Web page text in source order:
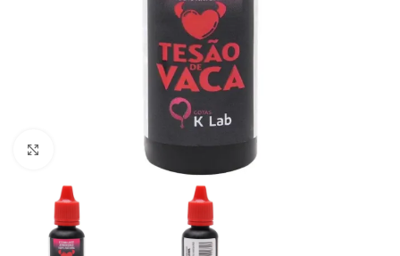
Clique para ampliar